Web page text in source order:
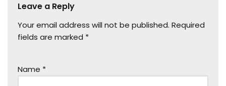
Leave a Reply
Your email address will not be published. Required
fields are marked *
Name *